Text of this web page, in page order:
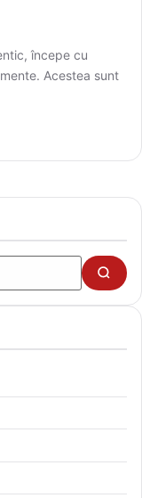
CAUTA
începe cu
Acestea sunt
Cauta